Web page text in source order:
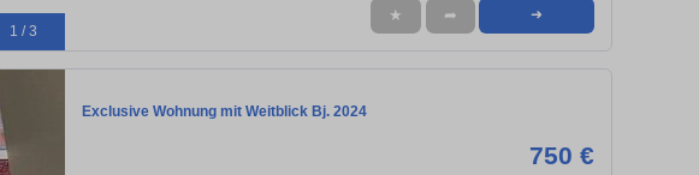
1 / 3
★ ➦ ➜
Exclusive Wohnung mit Weitblick Bj. 2024
750 €